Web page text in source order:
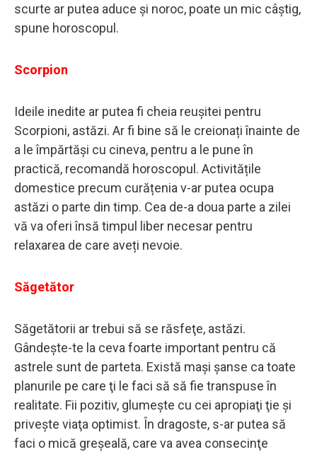
scurte ar putea aduce și noroc, poate un mic câștig,
spune horoscopul.
Scorpion
Ideile inedite ar putea fi cheia reușitei pentru
Scorpioni, astăzi. Ar fi bine să le creionați înainte de
a le împărtăși cu cineva, pentru a le pune în
practică, recomandă horoscopul. Activitățile
domestice precum curățenia v-ar putea ocupa
astăzi o parte din timp. Cea de-a doua parte a zilei
vă va oferi însă timpul liber necesar pentru
relaxarea de care aveți nevoie.
Săgetător
Săgetătorii ar trebui să se răsfeţe, astăzi.
Gândeşte-te la ceva foarte important pentru că
astrele sunt de parteta. Există maşi şanse ca toate
planurile pe care ţi le faci să să fie transpuse în
realitate. Fii pozitiv, glumeşte cu cei apropiaţi ţie şi
priveşte viaţa optimist. În dragoste, s-ar putea să
faci o mică greșeală, care va avea consecinţe